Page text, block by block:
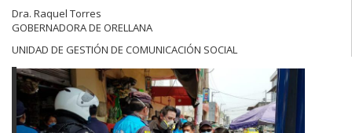
Dra. Raquel Torres
GOBERNADORA DE ORELLANA
UNIDAD DE GESTIÓN DE COMUNICACIÓN SOCIAL